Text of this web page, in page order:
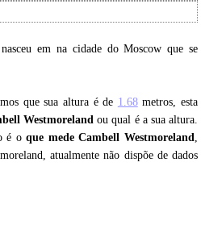
em na cidade do Moscow que se
que sua altura é de 1.68metros, esta
Westmoreland ou qual é a sua altura.
é oque mede Cambell Westmoreland,
atualmente não dispõe de dados